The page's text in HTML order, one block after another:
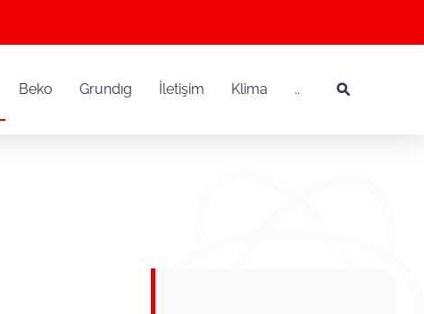
Beko Grundıg İletişim Klima ..